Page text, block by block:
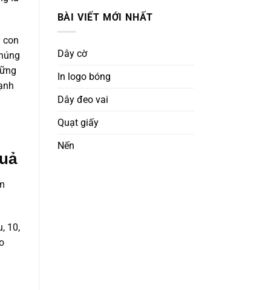
con
10,
BÀI VIẾT MỚI NHẤT
Dây cờ
In logo bóng
Dây đeo vai
Quạt giấy
Nến